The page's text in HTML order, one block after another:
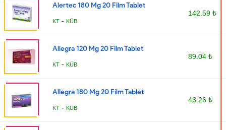
Alertec 180 Mg 20 Film Tablet
KT - KÜB
142.59 ₺
Allegra 120 Mg 20 Film Tablet
KT - KÜB
89.04 ₺
Allegra 180 Mg 20 Film Tablet
KT - KÜB
43.26 ₺